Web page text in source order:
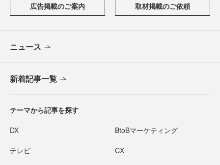
広告掲載のご案内 取材掲載のご依頼
ニュース
新着記事一覧
テーマから記事を探す
DX BtoBマーケティング
テレビ CX